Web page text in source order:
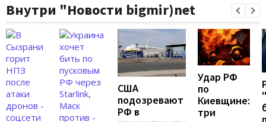
Внутри "Новости bigmir)net
США
подозревают
РФ в
Удар РФ
по
Киевщине:
три